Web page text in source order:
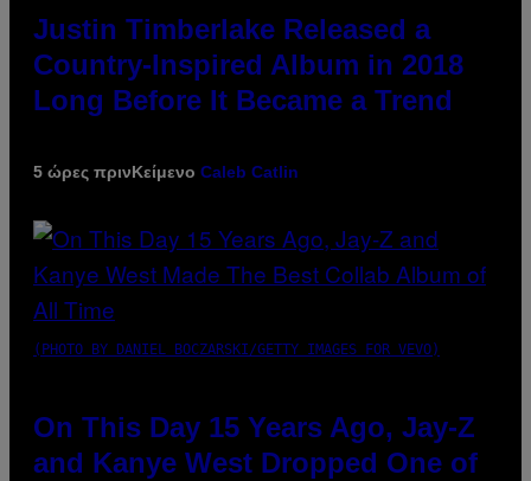
Justin Timberlake Released a
Country-Inspired Album in 2018
Long Before It Became a Trend
5 ώρες πρινΚείμενο Caleb Catlin
(PHOTO BY DANIEL BOCZARSKI/GETTY IMAGES FOR VEVO)
On This Day 15 Years Ago, Jay-Z
and Kanye West Dropped One of